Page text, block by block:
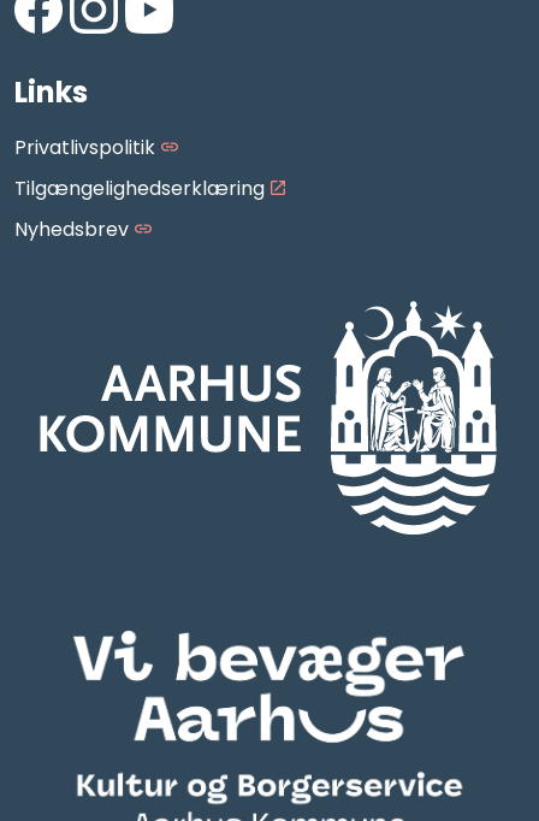
Links
Privatlivspolitik
Tilgængelighedserklæring
Nyhedsbrev